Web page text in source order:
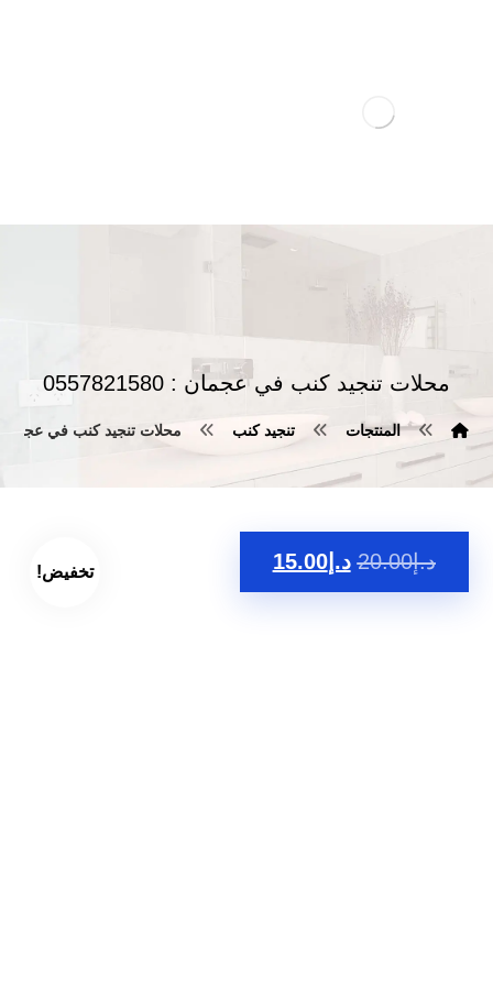
محلات تنجيد كنب في عجمان : 0557821580
المنتجات تنجيد كنب محلات تنجيد كنب في عجمان :
تخفيض! د.إ20.00 د.إ15.00